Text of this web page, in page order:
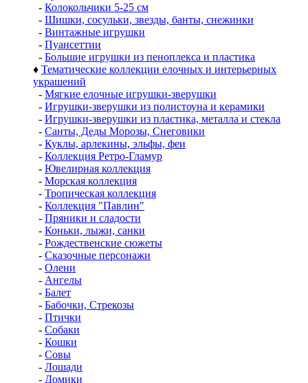
- Колокольчики 5-25 см
- Шишки, сосульки, звезды, банты, снежинки
- Винтажные игрушки
- Пуансеттии
- Большие игрушки из пеноплекса и пластика
♦ Тематические коллекции елочных и интерьерных
украшений
- Мягкие елочные игрушки-зверушки
- Игрушки-зверушки из полистоуна и керамики
- Игрушки-зверушки из пластика, металла и стекла
- Санты, Деды Морозы, Снеговики
- Куклы, арлекины, эльфы, феи
- Коллекция Ретро-Гламур
- Ювелирная коллекция
- Морская коллекция
- Тропическая коллекция
- Коллекция "Павлин"
- Пряники и сладости
- Коньки, лыжи, санки
- Рождественские сюжеты
- Сказочные персонажи
- Олени
- Ангелы
- Балет
- Бабочки, Стрекозы
- Птички
- Собаки
- Кошки
- Совы
- Лошади
- Домики